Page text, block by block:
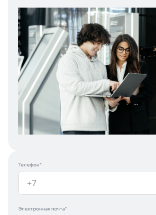
Телефон*
Электронная почта*